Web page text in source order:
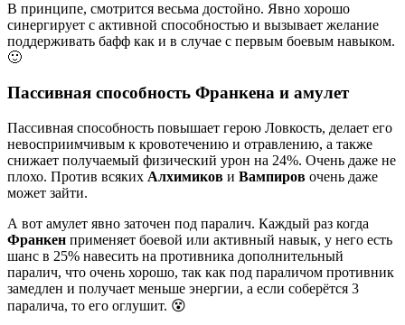
В принципе, смотрится весьма достойно. Явно хорошо
синергирует с активной способностью и вызывает желание
поддерживать бафф как и в случае с первым боевым навыком.
🙂
Пассивная способность Франкена и амулет
Пассивная способность повышает герою Ловкость, делает его
невосприимчивым к кровотечению и отравлению, а также
снижает получаемый физический урон на 24%. Очень даже не
плохо. Против всяких Алхимиков и Вампиров очень даже
может зайти.
А вот амулет явно заточен под паралич. Каждый раз когда
Франкен применяет боевой или активный навык, у него есть
шанс в 25% навесить на противника дополнительный
паралич, что очень хорошо, так как под параличом противник
замедлен и получает меньше энергии, а если соберётся 3
паралича, то его оглушит. 😵